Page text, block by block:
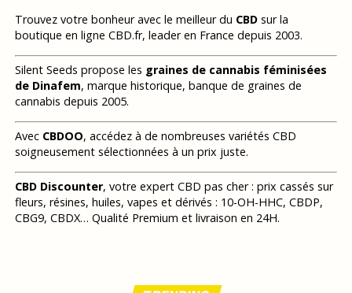
Trouvez votre bonheur avec le meilleur du CBDsur la
boutique en ligne CBD.fr, leader en France depuis 2003.
Silent Seeds propose les graines de cannabis féminisées
de Dinafem, marque historique, banque de graines de
cannabis depuis 2005.
Avec CBDOO, accédez à de nombreuses variétés CBD
soigneusement sélectionnées à un prix juste.
CBD Discounter, votre expert CBD pas cher : prix cassés sur
fleurs, résines, huiles, vapes et dérivés : 10-OH-HHC, CBDP,
CBG9, CBDX… Qualité Premium et livraison en 24H.